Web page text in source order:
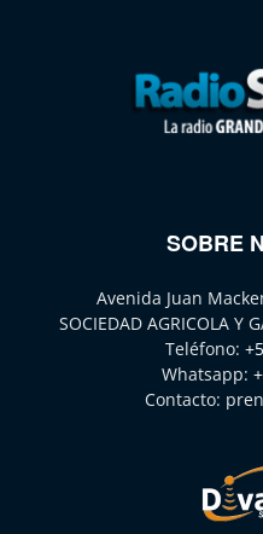
SOBRE
Avenida Juan
SOCIEDAD AGRICOLA Y
Teléfono:
Whatsapp:
Contacto: